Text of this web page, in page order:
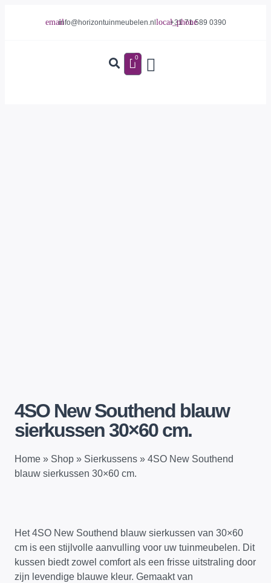
info@horizontuinmeubelen.nl +31 71 589 0390
0
4SO New Southend blauw
sierkussen 30×60 cm.
Home » Shop » Sierkussens » 4SO New Southend
blauw sierkussen 30×60 cm.
Het 4SO New Southend blauw sierkussen van 30×60
cm is een stijlvolle aanvulling voor uw tuinmeubelen. Dit
kussen biedt zowel comfort als een frisse uitstraling door
zijn levendige blauwe kleur. Gemaakt van